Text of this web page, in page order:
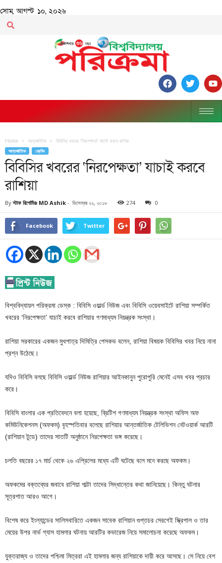
সোম, আগস্ট ১০, ২০২৬
Home আন্তর্জাতিক বিবিসির খবরের ‘নিরপেক্ষতা’ যাচাই করবে রাশিয়া
আন্তর্জাতিক ব্রেকিং
বিবিসির খবরের ‘নিরপেক্ষতা’ যাচাই করবে
রাশিয়া
By স্টাফ রিপোর্টারঃ MD Ashik - ডিসেম্বর ২২, ২০১৮ 274 0
Facebook Twitter
বিশ্ববিদ্যায়ল পরিক্রমা ডেস্ক : বিবিসি ওয়ার্ল্ড নিউজ এবং বিবিসি ওয়েবসাইটে রাশিয়া সম্পর্কিত
খবরের ‘নিরপেক্ষতা’ যাচাই করবে রাশিয়ার গণমাধ্যম নিয়ন্ত্রক সংস্থা।
রাশিয়া সরকারের একজন মুখপাত্র দিমিত্রি পেসকভ বলেন, রাশিয়া বিষয়ক বিবিসির খবর নিয়ে নানা
প্রশ্ন উঠেছে।
যদিও বিবিসি বলছে বিবিসি ওয়ার্ল্ড নিউজ রাশিয়ার আইনকানুন পুরোপুরি মেনেই এসব খবর প্রচার
করে।
বিবিসি বাংলার এক প্রতিবেদনে বলা হয়েছে, ব্রিটিশ গণমাধ্যম নিয়ন্ত্রক সংস্থা অফিস অফ
কমিউনিকেশনস (অফকম) বৃহস্পতিবার বলেছে রাশিয়ার আন্তর্জাতিক টেলিভিশন নেটওয়ার্ক আরটি
(রাশিয়ান টুডে) তাদের সাতটি অনুষ্ঠানে নিরপেক্ষতা ভঙ্গ করেছে।
চলতি বছরের ১৭ মার্চ থেকে ২৬ এপ্রিলের মধ্যে এটি ঘটেছে বলে মনে করছে অফকম।
অফকমের বক্তব্যের জবাবে রাশিয়া পাল্টা তাদের সিদ্ধান্তের কথা জানিয়েছে। কিন্তু ঘটনার
সূত্রপাত আরও আগে।
বিশেষ করে ইংল্যান্ডের সালিসবারিতে একজন সাবেক রাশিয়ান গুপ্তচর সেরগেই স্ক্রিপাল ও তার
মেয়ের উপর নার্ভ গ্যাস হামলার ঘটনায় আরটির কভারেজ নিয়ে সমালোচনা করেছে অফকম।
যুক্তরাজ্য ও তাদের পশ্চিমা মিত্ররা এই হামলার জন্য রাশিয়াকে দায়ী করে আসছে। সে নিয়ে বেশ